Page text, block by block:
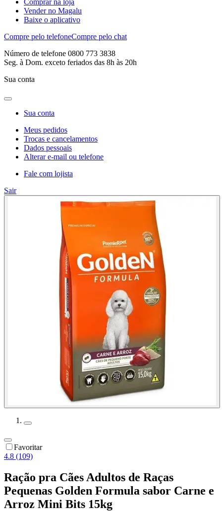
Vender no Magalu
Baixe o aplicativo
Compre pelo telefoneCompre pelo chat
Número de telefone 0800 773 3838
Seg. à Dom. exceto feriados das 8h às 20h
Sua conta
Sua conta
Meus pedidos
Trocas e cancelamentos
Dados pessoais
Alterar e-mail ou telefone
Fale com lojista
Sair
Favoritar
4.8 (109)
Ração pra Cães Adultos de Raças
Pequenas Golden Formula sabor Carne e
Arroz Mini Bits 15kg